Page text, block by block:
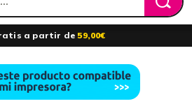
entrar
a partir de 59,00€